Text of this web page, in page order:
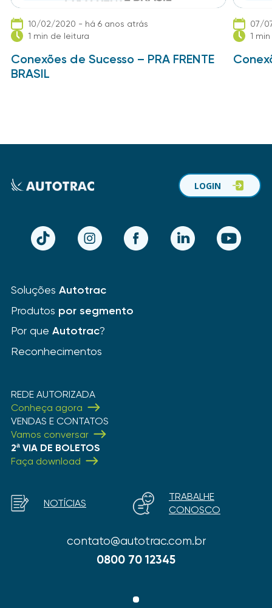
10/02/2020 - há 6 anos atrás
1 min de leitura
Conexões de Sucesso – PRA FRENTE
BRASIL
07/
1
TikTok Instagram Facebook LinkedIn YouTube
LOGIN
Soluções Autotrac
Produtos por segmento
Por que Autotrac?
Reconhecimentos
REDE AUTORIZADA
Conheça agora
VENDAS E CONTATOS
Vamos conversar
2ª VIA DE BOLETOS
Faça download
contato@autotrac.com.br
0800 70 12345
NOTÍCIAS
TRABALHE
CONOSCO